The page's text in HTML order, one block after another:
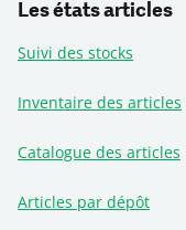
Les états articles
Suivi des stocks
Inventaire des articles
Catalogue des articles
Articles par dépôt